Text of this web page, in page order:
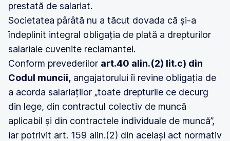
prestată de salariat.
Societatea pârâtă nu a tăcut dovada că și-a
îndeplinit integral obligația de plată a drepturilor
salariale cuvenite reclamantei.
Conform prevederilor art.40 alin.(2) lit.c) din
Codul muncii, angajatorului îi revine obligația de
a acorda salariaților „toate drepturile ce decurg
din lege, din contractul colectiv de muncă
aplicabil și din contractele individuale de muncă”,
iar potrivit art. 159 alin.(2) din același act normativ